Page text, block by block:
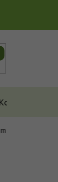
Kontakt